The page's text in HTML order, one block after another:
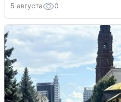
5 августа 0